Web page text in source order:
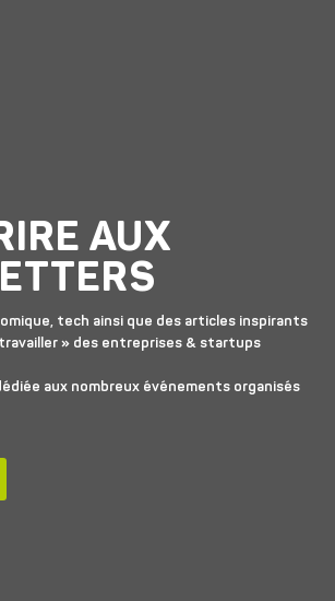
AUX
tech ainsi que des articles inspirants
» des entreprises & startups
aux nombreux événements organisés